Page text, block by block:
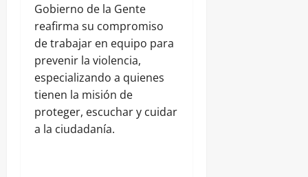
Gobierno de la Gente
reafirma su compromiso
de trabajar en equipo para
prevenir la violencia,
especializando a quienes
tienen la misión de
proteger, escuchar y cuidar
a la ciudadanía.